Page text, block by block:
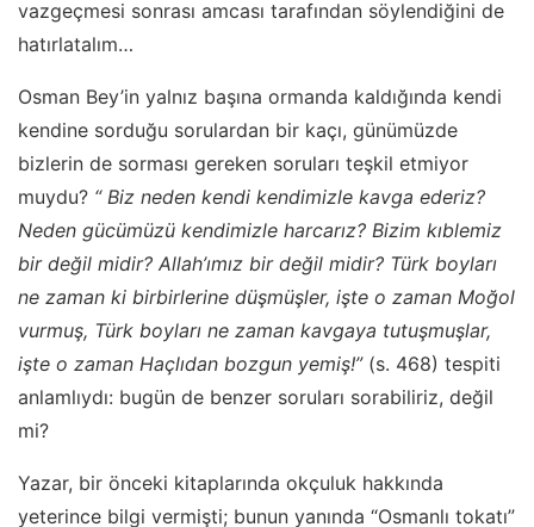
vazgeçmesi sonrası amcası tarafından söylendiğini de
hatırlatalım…
Osman Bey’in yalnız başına ormanda kaldığında kendi
kendine sorduğu sorulardan bir kaçı, günümüzde
bizlerin de sorması gereken soruları teşkil etmiyor
muydu? “ Biz neden kendi kendimizle kavga ederiz?
Neden gücümüzü kendimizle harcarız? Bizim kıblemiz
bir değil midir? Allah’ımız bir değil midir? Türk boyları
ne zaman ki birbirlerine düşmüşler, işte o zaman Moğol
vurmuş, Türk boyları ne zaman kavgaya tutuşmuşlar,
işte o zaman Haçlıdan bozgun yemiş!”(s. 468) tespiti
anlamlıydı: bugün de benzer soruları sorabiliriz, değil
mi?
Yazar, bir önceki kitaplarında okçuluk hakkında
yeterince bilgi vermişti; bunun yanında “Osmanlı tokatı”